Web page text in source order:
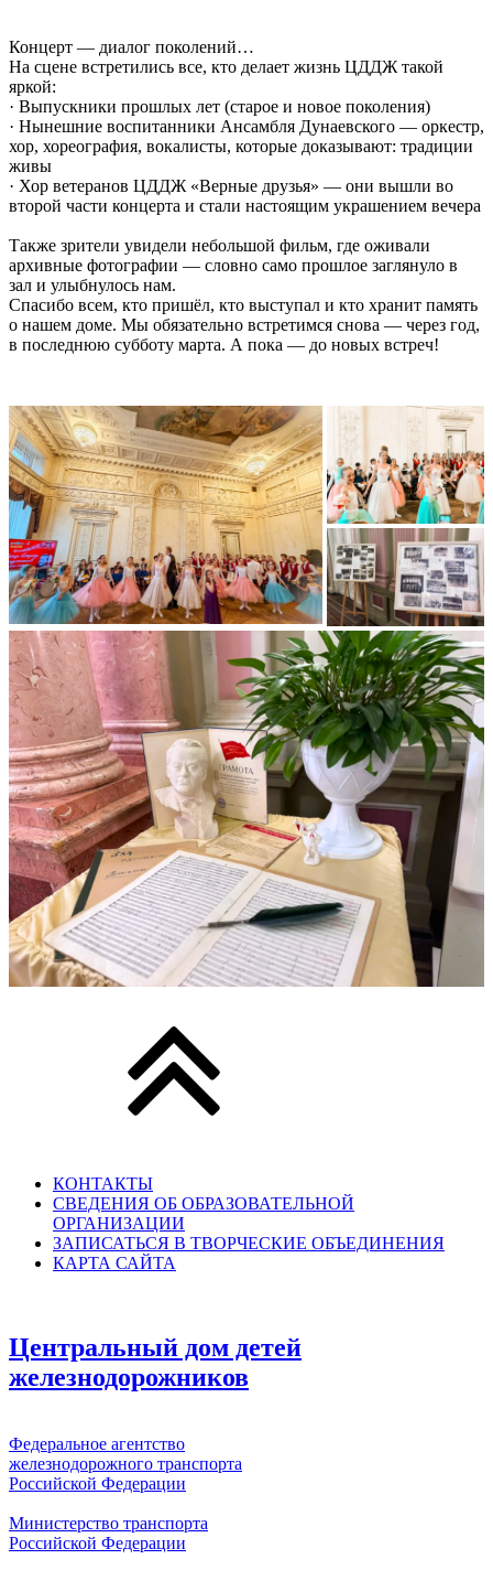
Концерт — диалог поколений…
На сцене встретились все, кто делает жизнь ЦДДЖ такой
яркой:
· Выпускники прошлых лет (старое и новое поколения)
· Нынешние воспитанники Ансамбля Дунаевского — оркестр,
хор, хореография, вокалисты, которые доказывают: традиции
живы
· Хор ветеранов ЦДДЖ «Верные друзья» — они вышли во
второй части концерта и стали настоящим украшением вечера
Также зрители увидели небольшой фильм, где оживали
архивные фотографии — словно само прошлое заглянуло в
зал и улыбнулось нам.
Спасибо всем, кто пришёл, кто выступал и кто хранит память
о нашем доме. Мы обязательно встретимся снова — через год,
в последнюю субботу марта. А пока — до новых встреч!
КОНТАКТЫ
СВЕДЕНИЯ ОБ ОБРАЗОВАТЕЛЬНОЙ
ОРГАНИЗАЦИИ
ЗАПИСАТЬСЯ В ТВОРЧЕСКИЕ ОБЪЕДИНЕНИЯ
КАРТА САЙТА
Центральный дом детей
железнодорожников
Федеральное агентство
железнодорожного транспорта
Российской Федерации
Министерство транспорта
Российской Федерации